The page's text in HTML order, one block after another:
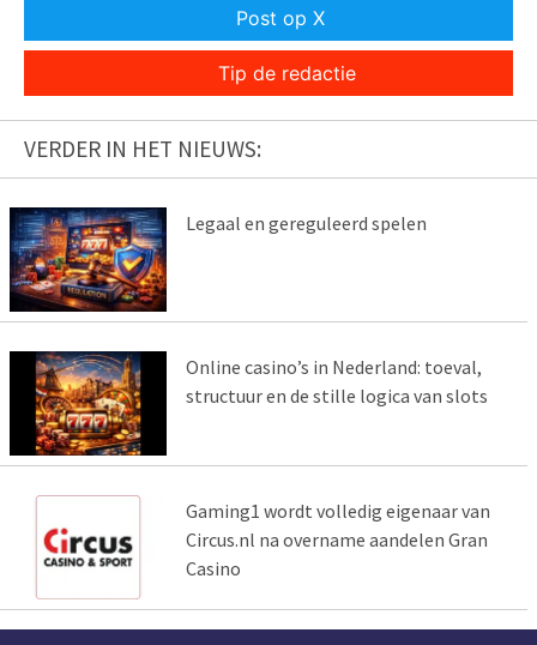
Post op X
Tip de redactie
VERDER IN HET NIEUWS:
Legaal en gereguleerd spelen
Online casino’s in Nederland: toeval,
structuur en de stille logica van slots
Gaming1 wordt volledig eigenaar van
Circus.nl na overname aandelen Gran
Casino